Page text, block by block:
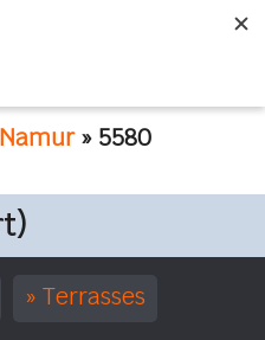
» 5580
Terrasses